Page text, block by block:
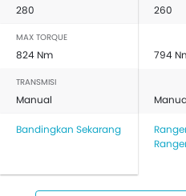
280 260
MAX TORQUE
824 Nm 794
TRANSMISI
Manual
Bandingkan Sekarang